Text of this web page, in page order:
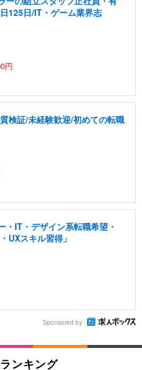
125日/IT・ゲーム業界志
円
検証/未経験歓迎/初めての転職
IT・デザイン系転職希望・
UXスキル習得」
Sponsored by
ンキング